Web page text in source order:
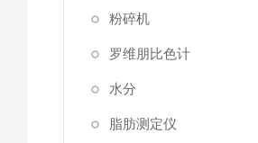
粉碎机
罗维朋比色计
水分
脂肪测定仪